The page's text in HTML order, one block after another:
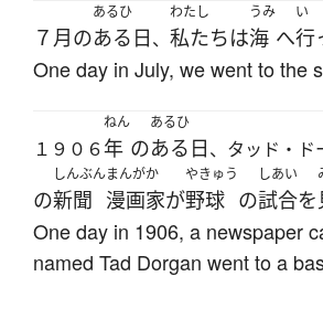
７月の
あるひ
ある日、
わたし
私たちは
うみ
海 へ
い
行
One day in July, we went to the
１９０６
ねん
年 の
あるひ
ある日、タッド・ド
の
しんぶん
新聞
まんがか
漫画家が
やきゅう
野球 の
しあい
試合を
One day in 1906, a newspaper
named Tad Dorgan went to a